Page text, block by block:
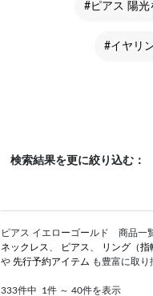
#ピアス 陽光
#イヤリ
検索結果を更に絞り込む
ピアス イエローゴールド 商品一
ネックレス
ピアス リング（指
や 先行予約アイテム も豊富に取り
333件中 1件 ～ 40件を表示